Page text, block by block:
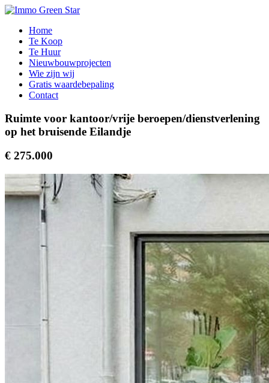
Home
Te Koop
Te Huur
Nieuwbouwprojecten
Wie zijn wij
Gratis waardebepaling
Contact
Ruimte voor kantoor/vrije beroepen/dienstverlening
op het bruisende Eilandje
€ 275.000